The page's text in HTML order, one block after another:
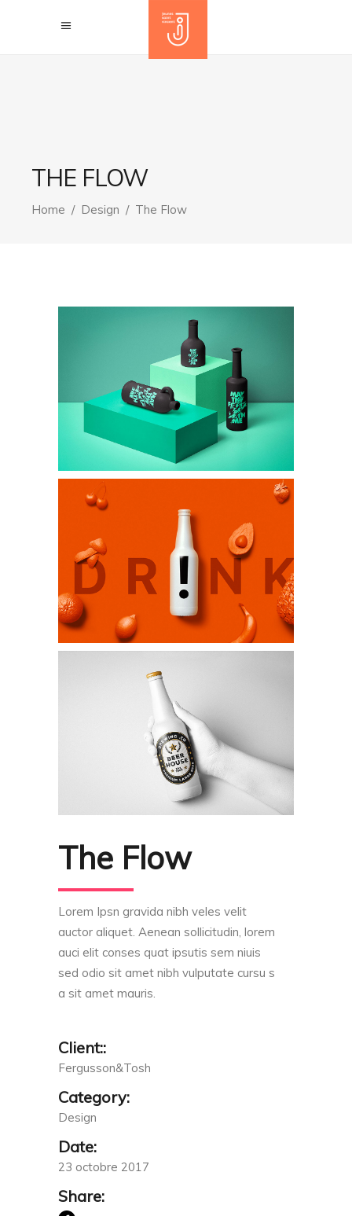
THE FLOW
Home / Design / The Flow
The Flow
Lorem Ipsn gravida nibh veles velit
auctor aliquet. Aenean sollicitudin, lorem
auci elit conses quat ipsutis sem niuis
sed odio sit amet nibh vulputate cursu s
a sit amet mauris.
Client::
Fergusson&Tosh
Category:
Design
Date:
23 octobre 2017
Share: